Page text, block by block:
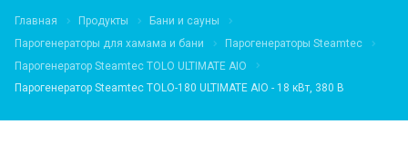
Главная Продукты
Бани и сауны
Парогенераторы для хамама и бани
Парогенераторы Steamtec
Парогенератор Steamtec TOLO ULTIMATE AIO
Парогенератор Steamtec TOLO-180 ULTIMATE AIO - 18 кВт, 380 В